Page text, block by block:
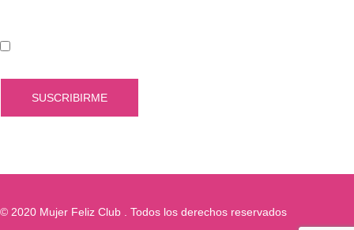
© 2020 Mujer Feliz Club . Todos los derechos reservados